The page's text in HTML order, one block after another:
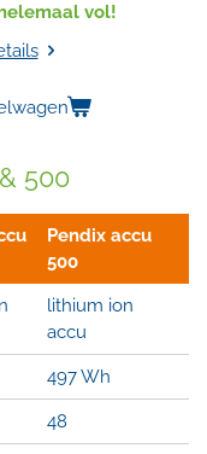
vol!
500
Pendix accu
500
lithium ion
accu
497 Wh
48